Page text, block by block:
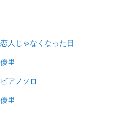
恋人じゃなくなった日
優里
ピアノソロ
優里